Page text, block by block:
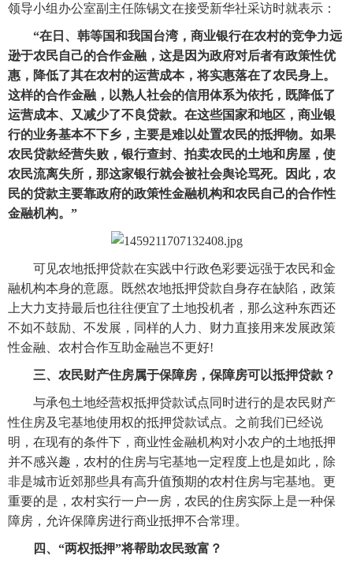
领导小组办公室副主任陈锡文在接受新华社采访时就表示：
“在日、韩等国和我国台湾，商业银行在农村的竞争力远
逊于农民自己的合作金融，这是因为政府对后者有政策性优
惠，降低了其在农村的运营成本，将实惠落在了农民身上。
这样的合作金融，以熟人社会的信用体系为依托，既降低了
运营成本、又减少了不良贷款。在这些国家和地区，商业银
行的业务基本不下乡，主要是难以处置农民的抵押物。如果
农民贷款经营失败，银行查封、拍卖农民的土地和房屋，使
农民流离失所，那这家银行就会被社会舆论骂死。因此，农
民的贷款主要靠政府的政策性金融机构和农民自己的合作性
金融机构。”
可见农地抵押贷款在实践中行政色彩要远强于农民和金
融机构本身的意愿。既然农地抵押贷款自身存在缺陷，政策
上大力支持最后也往往便宜了土地投机者，那么这种东西还
不如不鼓励、不发展，同样的人力、财力直接用来发展政策
性金融、农村合作互助金融岂不更好!
三、农民财产住房属于保障房，保障房可以抵押贷款？
与承包土地经营权抵押贷款试点同时进行的是农民财产
性住房及宅基地使用权的抵押贷款试点。之前我们已经说
明，在现有的条件下，商业性金融机构对小农户的土地抵押
并不感兴趣，农村的住房与宅基地一定程度上也是如此，除
非是城市近郊那些具有高升值预期的农村住房与宅基地。更
重要的是，农村实行一户一房，农民的住房实际上是一种保
障房，允许保障房进行商业抵押不合常理。
四、“两权抵押”将帮助农民致富？